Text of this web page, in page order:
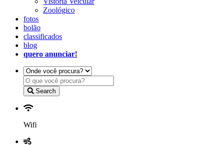
Zoológico
fotos
bolão
classificados
blog
quero anunciar!
Search
Wifi